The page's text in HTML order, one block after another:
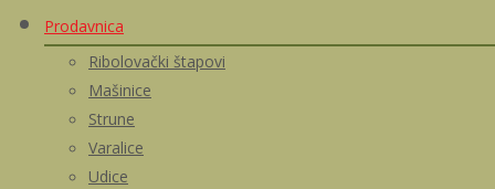
Prodavnica
Ribolovački štapovi
Mašinice
Strune
Varalice
Udice